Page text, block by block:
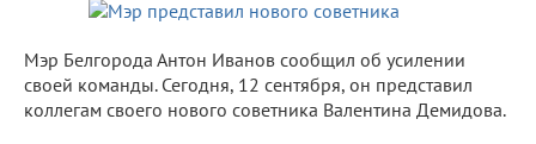
Мэр Белгорода Антон Иванов сообщил об усилении
своей команды. Сегодня, 12 сентября, он представил
коллегам своего нового советника Валентина Демидова.